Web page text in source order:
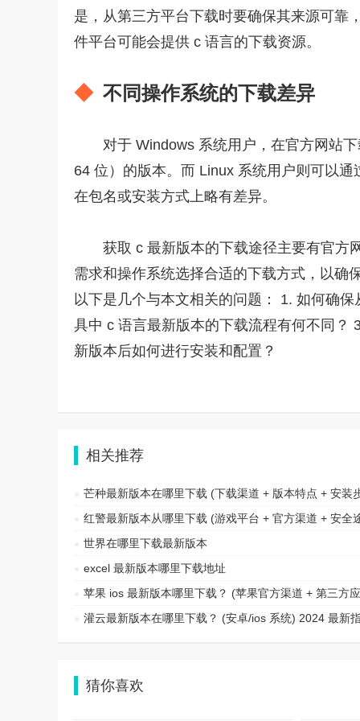
是，从第三方平台下载时要确保其来源可靠
件平台可能会提供 c 语言的下载资源。
不同操作系统的下载差异
对于 Windows 系统用户，在官方网站
64 位）的版本。而 Linux 系统用户则可以
在包名或安装方式上略有差异。
获取 c 最新版本的下载途径主要有官方
需求和操作系统选择合适的下载方式，以确
以下是几个与本文相关的问题： 1. 如何确
具中 c 语言最新版本的下载流程有何不同？
新版本后如何进行安装和配置？
相关推荐
芒种最新版本在哪里下载 (下载渠道 + 版本特点 + 安装步骤) 2024
红警最新版本从哪里下载 (游戏平台 + 官方渠道 + 安全途径) 2024
世界在哪里下载最新版本
excel 最新版本哪里下载地址
苹果 ios 最新版本哪里下载？ (苹果官方渠道 + 第三方应用市场 +
灌云最新版本在哪里下载？ (安卓/ios 系统) 2024 最新
猜你喜欢